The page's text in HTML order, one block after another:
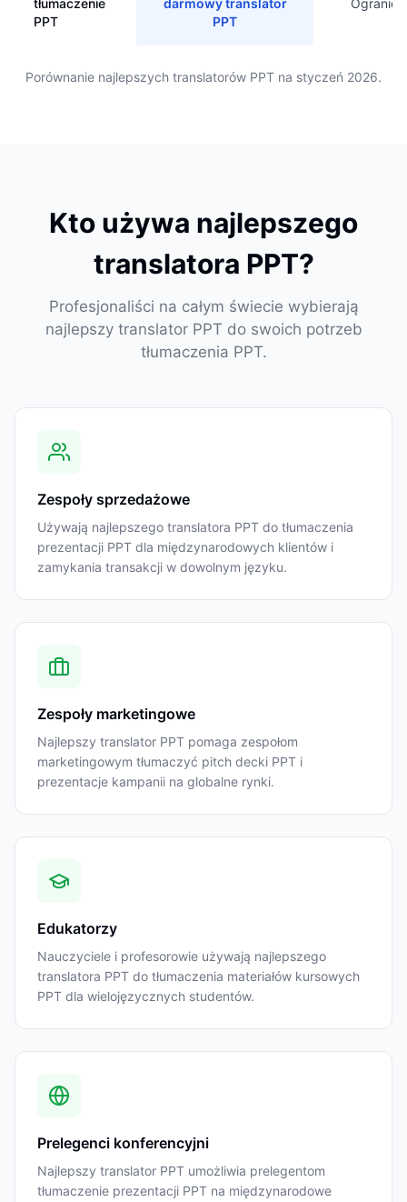
tłumaczenie
PPT
darmowy translator
PPT
Porównanie najlepszych translatorów PPT na styczeń 2026.
Kto używa najlepszego
translatora PPT?
Profesjonaliści na całym świecie wybierają
najlepszy translator PPT do swoich potrzeb
tłumaczenia PPT.
Zespoły sprzedażowe
Używają najlepszego translatora PPT do tłumaczenia
prezentacji PPT dla międzynarodowych klientów i
zamykania transakcji w dowolnym języku.
Zespoły marketingowe
Najlepszy translator PPT pomaga zespołom
marketingowym tłumaczyć pitch decki PPT i
prezentacje kampanii na globalne rynki.
Edukatorzy
Nauczyciele i profesorowie używają najlepszego
translatora PPT do tłumaczenia materiałów kursowych
PPT dla wielojęzycznych studentów.
Prelegenci konferencyjni
Najlepszy translator PPT umożliwia prelegentom
tłumaczenie prezentacji PPT na międzynarodowe